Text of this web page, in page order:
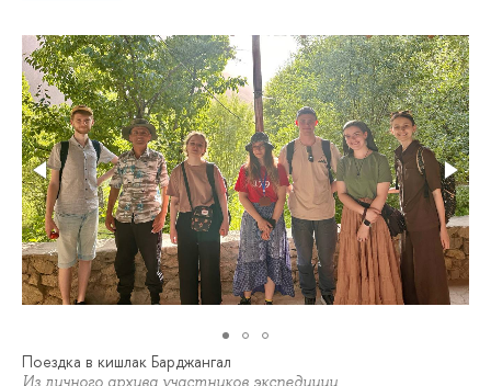
Поездка в кишлак Барджангал
Из личного архива участников экспедиции